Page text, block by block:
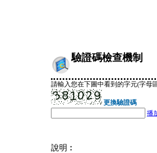
驗證碼檢查機制
請輸入您在下圖中看到的字元(字母
更換驗證碼
播
說明︰